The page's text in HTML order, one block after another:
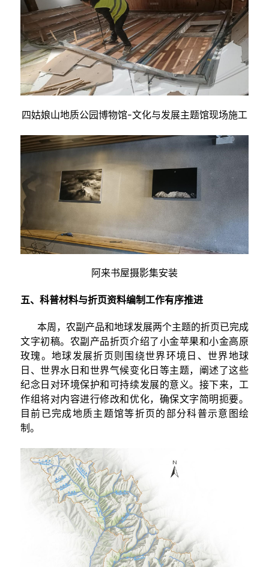
四姑娘山地质公园博物馆-文化与发展主题馆现场施工
阿来书屋摄影集安装
五、科普材料与折页资料编制工作有序推进
本周，农副产品和地球发展两个主题的折页已完成
文字初稿。农副产品折页介绍了小金苹果和小金高原
玫瑰。地球发展折页则围绕世界环境日、世界地球
日、世界水日和世界气候变化日等主题，阐述了这些
纪念日对环境保护和可持续发展的意义。接下来，工
作组将对内容进行修改和优化，确保文字简明扼要。
目前已完成地质主题馆等折页的部分科普示意图绘
制。